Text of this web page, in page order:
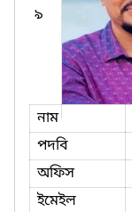
৯
নাম
পদবি
অফিস
ইমেইল